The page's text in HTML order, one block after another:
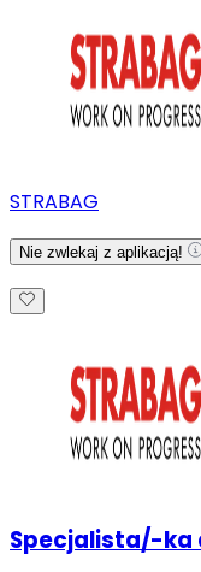
STRABAG
Nie zwlekaj z aplikacją!
Specjalista/-ka